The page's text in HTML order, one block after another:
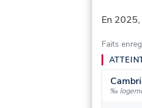
En
Faits
‰